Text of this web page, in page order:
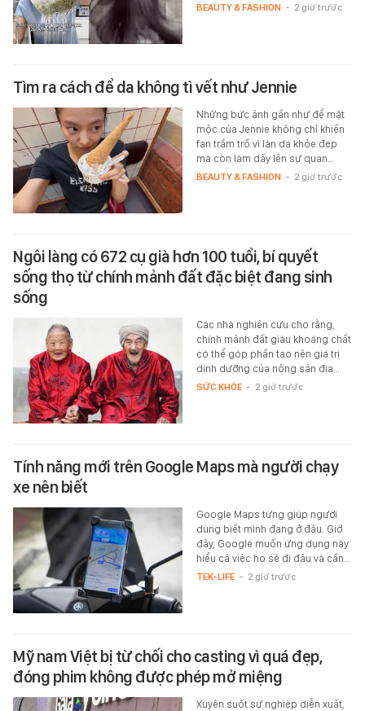
BEAUTY & FASHION - 2 giờ trước
Tìm ra cách để da không tì vết như Jennie
Những bức ảnh gần như để mặt
mộc của Jennie không chỉ khiến
fan trầm trồ vì làn da khỏe đẹp
mà còn làm dấy lên sự quan…
BEAUTY & FASHION - 2 giờ trước
Ngôi làng có 672 cụ già hơn 100 tuổi, bí quyết
sống thọ từ chính mảnh đất đặc biệt đang sinh
sống
Các nhà nghiên cứu cho rằng,
chính mảnh đất giàu khoáng chất
có thể góp phần tạo nên giá trị
dinh dưỡng của nông sản địa…
SỨC KHỎE - 2 giờ trước
Tính năng mới trên Google Maps mà người chạy
xe nên biết
Google Maps từng giúp người
dùng biết mình đang ở đâu. Giờ
đây, Google muốn ứng dụng này
hiểu cả việc họ sẽ đi đâu và cần…
TEK-LIFE - 2 giờ trước
Mỹ nam Việt bị từ chối cho casting vì quá đẹp,
đóng phim không được phép mở miệng
Xuyên suốt sự nghiệp diễn xuất,